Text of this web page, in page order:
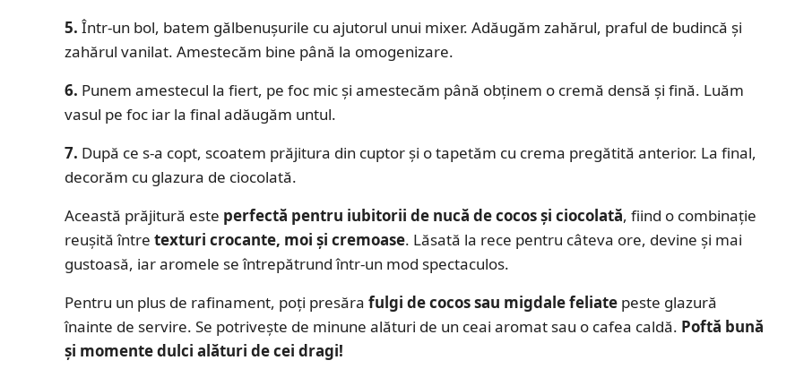
5. Într-un bol, batem gălbenușurile cu ajutorul unui mixer. Adăugăm zahărul, praful de budincă și
zahărul vanilat. Amestecăm bine până la omogenizare.
6. Punem amestecul la fiert, pe foc mic și amestecăm până obținem o cremă densă și fină. Luăm
vasul pe foc iar la final adăugăm untul.
7. După ce s-a copt, scoatem prăjitura din cuptor și o tapetăm cu crema pregătită anterior. La final,
decorăm cu glazura de ciocolată.
Această prăjitură este perfectă pentru iubitorii de nucă de cocos și ciocolată, fiind o combinație
reușită între texturi crocante, moi și cremoase. Lăsată la rece pentru câteva ore, devine și mai
gustoasă, iar aromele se întrepătrund într-un mod spectaculos.
Pentru un plus de rafinament, poți presăra fulgi de cocos sau migdale feliate peste glazură
înainte de servire. Se potrivește de minune alături de un ceai aromat sau o cafea caldă. Poftă bună
și momente dulci alături de cei dragi!